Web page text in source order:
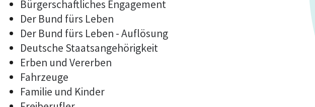
Bürgerschaftliches Engagement
Der Bund fürs Leben
Der Bund fürs Leben - Auflösung
Deutsche Staatsangehörigkeit
Erben und Vererben
Fahrzeuge
Familie und Kinder